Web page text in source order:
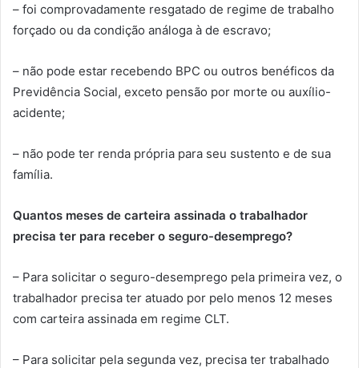
– foi comprovadamente resgatado de regime de trabalho
forçado ou da condição análoga à de escravo;
– não pode estar recebendo BPC ou outros benéficos da
Previdência Social, exceto pensão por morte ou auxílio-
acidente;
– não pode ter renda própria para seu sustento e de sua
família.
Quantos meses de carteira assinada o trabalhador
precisa ter para receber o seguro-desemprego?
– Para solicitar o seguro-desemprego pela primeira vez, o
trabalhador precisa ter atuado por pelo menos 12 meses
com carteira assinada em regime CLT.
– Para solicitar pela segunda vez, precisa ter trabalhado